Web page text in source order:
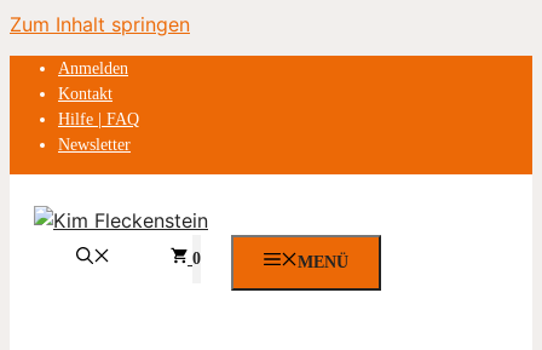
Zum Inhalt springen
Anmelden
Kontakt
Hilfe | FAQ
Newsletter
0 MENÜ